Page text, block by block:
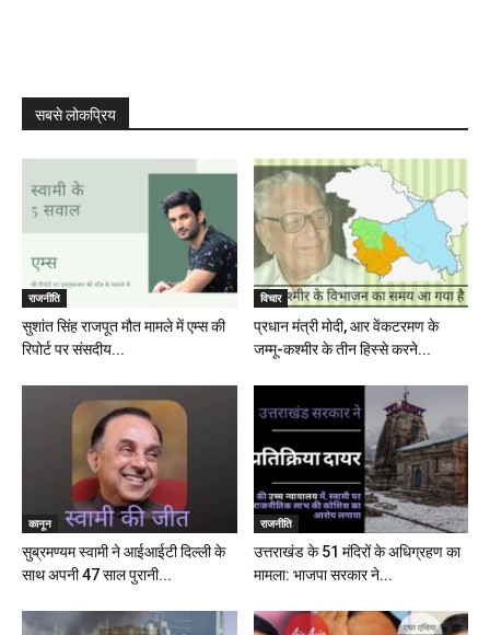
सबसे लोकप्रिय
राजनीति
सुशांत सिंह राजपूत मौत मामले में एम्स की
रिपोर्ट पर संसदीय...
विचार
प्रधान मंत्री मोदी, आर वेंकटरमण के
जम्मू-कश्मीर के तीन हिस्से करने...
कानून
सुब्रमण्यम स्वामी ने आईआईटी दिल्ली के
साथ अपनी 47 साल पुरानी...
राजनीति
उत्तराखंड के 51 मंदिरों के अधिग्रहण का
मामला: भाजपा सरकार ने...